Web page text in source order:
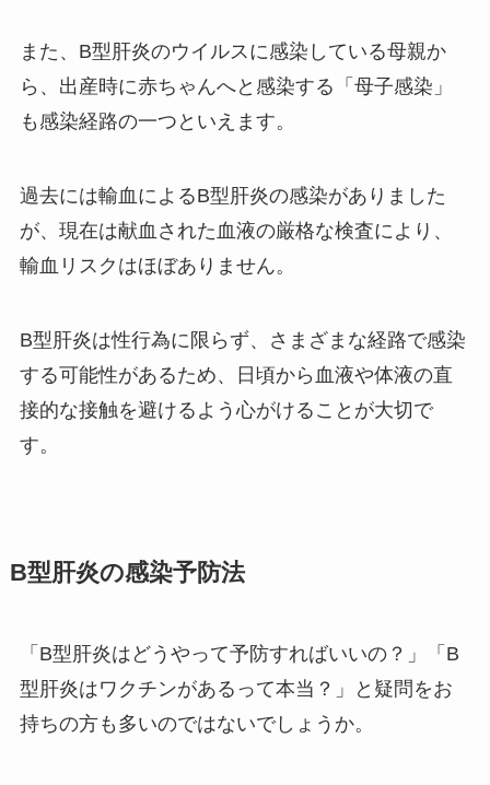
また、B型肝炎のウイルスに感染している母親か
ら、出産時に赤ちゃんへと感染する「母子感染」
も感染経路の一つといえます。
過去には輸血によるB型肝炎の感染がありました
が、現在は献血された血液の厳格な検査により、
輸血リスクはほぼありません。
B型肝炎は性行為に限らず、さまざまな経路で感染
する可能性があるため、日頃から血液や体液の直
接的な接触を避けるよう心がけることが大切で
す。
B型肝炎の感染予防法
「B型肝炎はどうやって予防すればいいの？」「B
型肝炎はワクチンがあるって本当？」と疑問をお
持ちの方も多いのではないでしょうか。